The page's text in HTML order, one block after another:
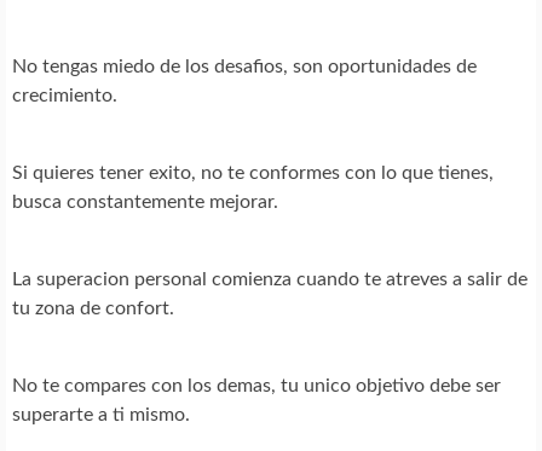
No tengas miedo de los desafios, son oportunidades de
crecimiento.
Si quieres tener exito, no te conformes con lo que tienes,
busca constantemente mejorar.
La superacion personal comienza cuando te atreves a salir de
tu zona de confort.
No te compares con los demas, tu unico objetivo debe ser
superarte a ti mismo.